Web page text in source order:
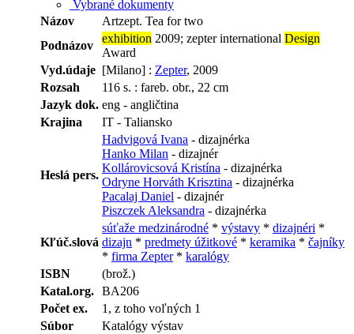
Vybrané dokumenty
Názov
Artzept. Tea for two
Podnázov
exhibition 2009; zepter international Design
Award
Vyd.údaje [Milano] : Zepter, 2009
Rozsah
116 s. : fareb. obr., 22 cm
Jazyk dok. eng - angličtina
Krajina
IT - Taliansko
Heslá pers.
Hadvigová Ivana - dizajnérka
Hanko Milan - dizajnér
Kollárovicsová Kristína - dizajnérka
Odryne Horváth Krisztina - dizajnérka
Pacalaj Daniel - dizajnér
Piszczek Aleksandra - dizajnérka
Kľúč.slová
súťaže medzinárodné * výstavy * dizajnéri *
dizajn * predmety úžitkové * keramika * čajníky
* firma Zepter* karalógy
ISBN
(brož.)
Katal.org. BA206
Počet ex.
1, z toho voľných 1
Súbor
Katalógy výstav